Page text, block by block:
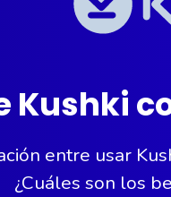
Kushki
entre usar
¿Cuáles son los